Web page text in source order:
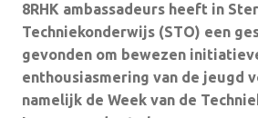
8RHK ambassadeurs heeft in
Techniekonderwijs (STO) een
gevonden om bewezen
enthousiasmering van de jeugd
namelijk de Week van de